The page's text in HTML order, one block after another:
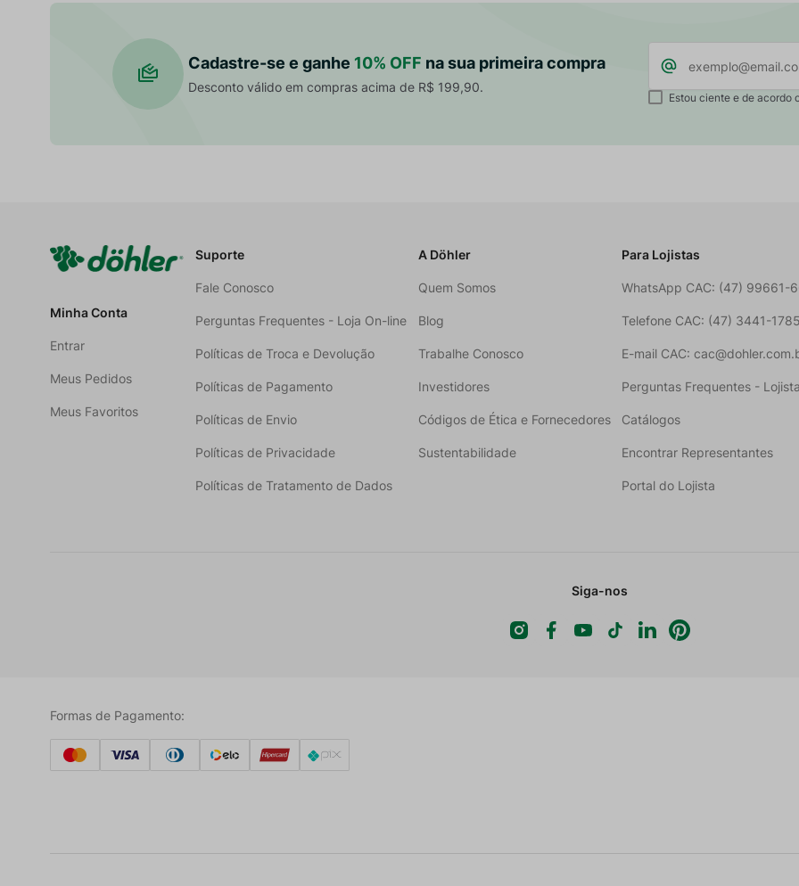
Cadastre-se e ganhe 10% OFF na sua primeira compra
Desconto válido em compras acima de R$ 199,90.
Estou ciente e de acordo
Minha Conta
Entrar
Meus Pedidos
Meus Favoritos
Suporte
Fale Conosco
Perguntas Frequentes - Loja On-line
Políticas de Troca e Devolução
Políticas de Pagamento
Políticas de Envio
Políticas de Privacidade
Políticas de Tratamento de Dados
A Döhler
Quem Somos
Blog
Trabalhe Conosco
Investidores
Códigos de Ética e Fornecedores
Sustentabilidade
Para Lojistas
WhatsApp CAC: (47) 99661-
Telefone CAC: (47) 3441-1785
E-mail CAC:
Perguntas Frequentes -
Catálogos
Encontrar Representantes
Portal do Lojista
Siga-nos
Formas de Pagamento: